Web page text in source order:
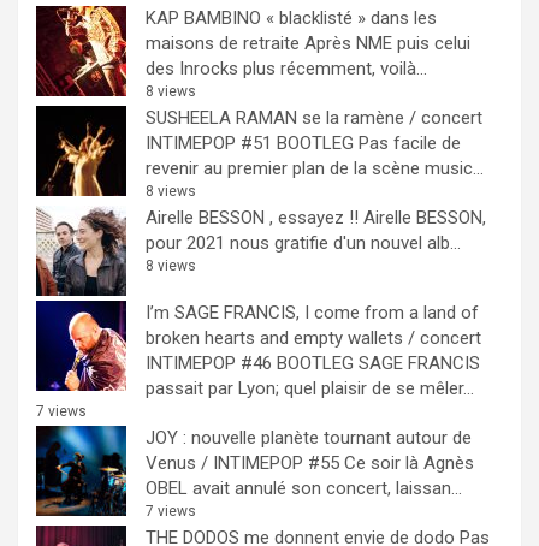
KAP BAMBINO « blacklisté » dans les
maisons de retraite Après NME puis celui
des Inrocks plus récemment, voilà...
8 views
SUSHEELA RAMAN se la ramène / concert
INTIMEPOP #51 BOOTLEG Pas facile de
revenir au premier plan de la scène music...
8 views
Airelle BESSON , essayez !! Airelle BESSON,
pour 2021 nous gratifie d'un nouvel alb...
8 views
I’m SAGE FRANCIS, I come from a land of
broken hearts and empty wallets / concert
INTIMEPOP #46 BOOTLEG SAGE FRANCIS
passait par Lyon; quel plaisir de se mêler...
7 views
JOY : nouvelle planète tournant autour de
Venus / INTIMEPOP #55 Ce soir là Agnès
OBEL avait annulé son concert, laissan...
7 views
THE DODOS me donnent envie de dodo Pas